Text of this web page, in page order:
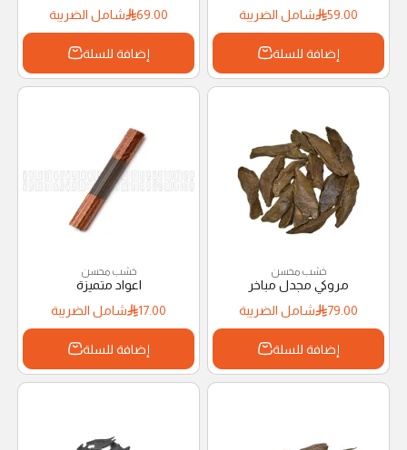
59.00
شامل الضريبة
إضافة للسلة
69.00
شامل الضريبة
إضافة للسلة
خشب محسن
مروكي مجدل مباخر
79.00
شامل الضريبة
إضافة للسلة
خشب محسن
اعواد متميزة
17.00
شامل الضريبة
إضافة للسلة